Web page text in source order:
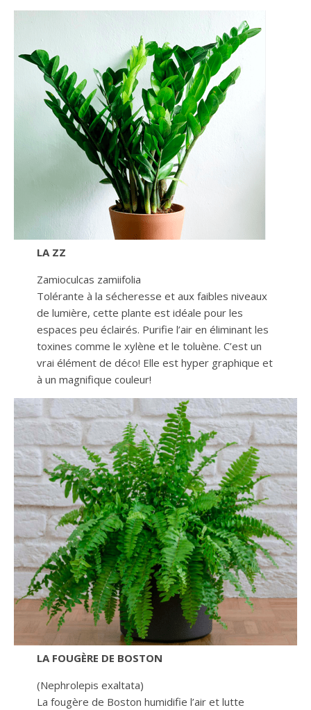
LA ZZ
Zamioculcas zamiifolia
Tolérante à la sécheresse et aux faibles niveaux
de lumière, cette plante est idéale pour les
espaces peu éclairés. Purifie l’air en éliminant les
toxines comme le xylène et le toluène. C’est un
vrai élément de déco! Elle est hyper graphique et
à un magnifique couleur!
LA FOUGÈRE DE BOSTON
(Nephrolepis exaltata)
La fougère de Boston humidifie l’air et lutte